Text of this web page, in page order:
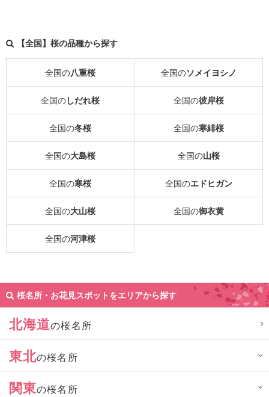
【全国】桜の品種から探す
全国の八重桜 全国のソメイヨシノ
全国のしだれ桜 全国の彼岸桜
全国の冬桜 全国の寒緋桜
全国の大島桜 全国の山桜
全国の寒桜 全国のエドヒガン
全国の大山桜 全国の御衣黄
全国の河津桜
桜名所・お花見スポットをエリアから探す
北海道の桜名所
東北の桜名所
関東の桜名所